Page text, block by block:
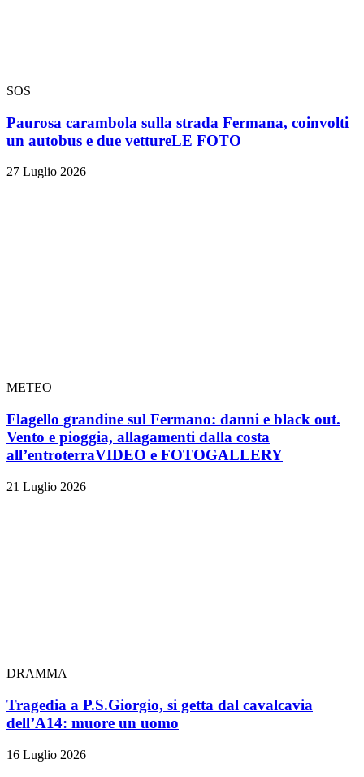
SOS
Paurosa carambola sulla strada Fermana, coinvolti
un autobus e due vettureLE FOTO
27 Luglio 2026
METEO
Flagello grandine sul Fermano: danni e black out.
Vento e pioggia, allagamenti dalla costa
all’entroterraVIDEO e FOTOGALLERY
21 Luglio 2026
DRAMMA
Tragedia a P.S.Giorgio, si getta dal cavalcavia
dell’A14: muore un uomo
16 Luglio 2026